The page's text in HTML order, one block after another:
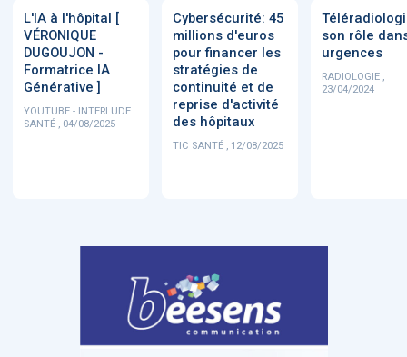
L'IA à l'hôpital [
VÉRONIQUE
DUGOUJON -
Formatrice IA
Générative ]
YOUTUBE - INTERLUDE
SANTÉ , 04/08/2025
Cybersécurité: 45
millions d'euros
pour financer les
stratégies de
continuité et de
reprise d'activité
des hôpitaux
TIC SANTÉ , 12/08/2025
son rôle
urgences
RADIOLOGIE ,
23/04/2024